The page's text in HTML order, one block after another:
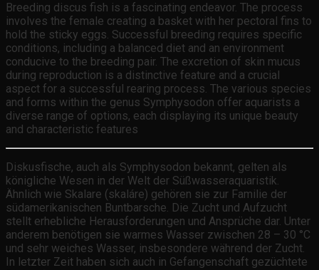
Breeding discus fish is a fascinating endeavor. The process
involves the female creating a basket with her pectoral fins to
hold the sticky eggs. Successful breeding requires specific
conditions, including a balanced diet and an environment
conducive to the breeding pair. The excretion of skin mucus
during reproduction is a distinctive feature and a crucial
aspect for a successful rearing process. The various species
and forms within the genus Symphysodon offer aquarists a
diverse range of options, each displaying its unique beauty
and characteristic features
Diskusfische, auch als Symphysodon bekannt, gelten als
königliche Wesen in der Welt der Süßwasseraquaristik.
Ähnlich wie Skalare (skaláre) gehören sie zur Familie der
südamerikanischen Buntbarsche. Die Zucht und Aufzucht
stellt erhebliche Herausforderungen und Ansprüche dar. Unter
anderem benötigen sie warmes Wasser zwischen 28 – 30 °C
und sehr weiches Wasser, insbesondere während der Zucht.
In letzter Zeit haben sich auch in Gefangenschaft gezüchtete